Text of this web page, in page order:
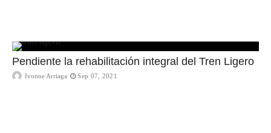
Pendiente la rehabilitación integral del Tren Ligero
Ivonne Arriaga Sep 07, 2021